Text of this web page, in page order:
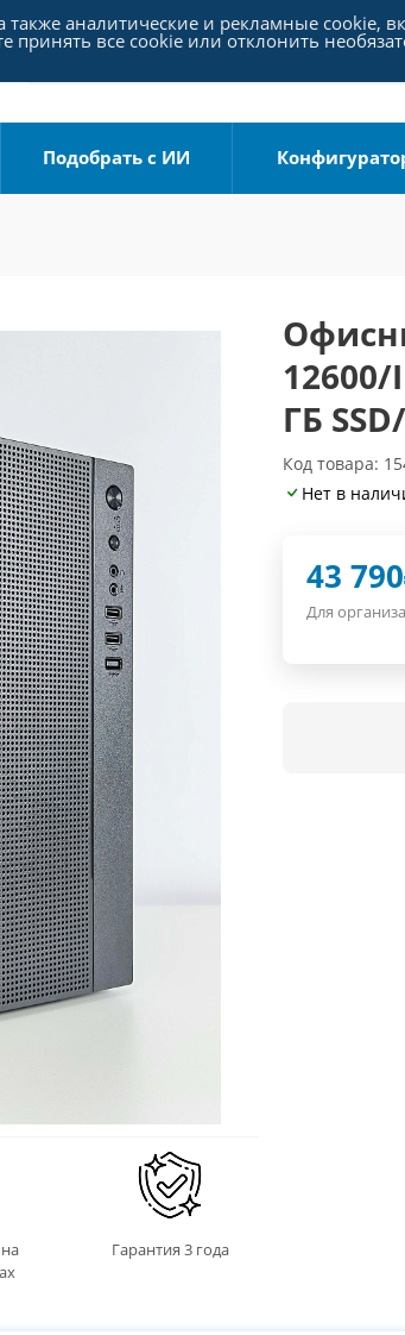
Подобрать с ИИ
Гарантия 3 года
12600/
ГБ
Код товара:
Нет в
43 790
Для
аналитические и рекламные cookie,
все cookie или отклонить